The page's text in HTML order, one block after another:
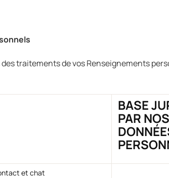
traitements de vos Renseignements
BASE
PAR
et chat